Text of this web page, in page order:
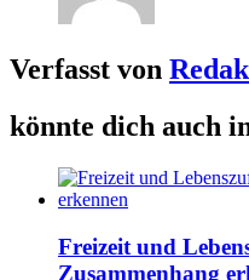
Verfasst von
könnte dich auch
Freizeit und
Zusammenhang